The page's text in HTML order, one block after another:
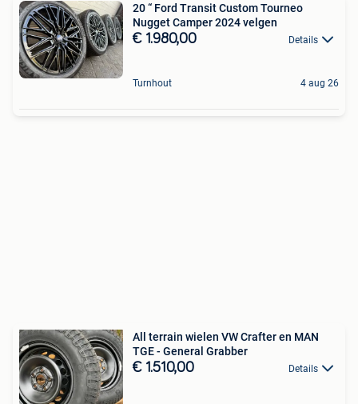
20 “ Ford Transit Custom Tourneo
Nugget Camper 2024 velgen
€ 1.980,00 Details
Turnhout 4 aug 26
All terrain wielen VW Crafter en MAN
TGE - General Grabber
€ 1.510,00 Details